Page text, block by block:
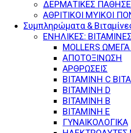
ΔΕΡΜΑΤΙΚΕΣ
ΑΘΡΙΤΙΚΟΙ ΜΥΙΚΟΙ
Συμπληρώματα &
ΕΝΗΛΙΚΕΣ:
MOLLERS ΩΜΕΓΑ
ΑΠΟΤΟΞΙΝΩΣΗ
ΑΡΘΡΩΣΕΙΣ
ΒΙΤΑΜΙΝΗ C
ΒΙΤΑΜΙΝΗ D
ΒΙΤΑΜΙΝΗ Β
ΒΙΤΑΜΙΝΗ Ε
ΓΥΝΑΙΚΟΛΟΓΙΚΑ